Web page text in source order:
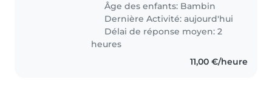
Âge des enfants: Bambin
Dernière Activité: aujourd'hui
Délai de réponse moyen: 2
heures
11,00 €/heure